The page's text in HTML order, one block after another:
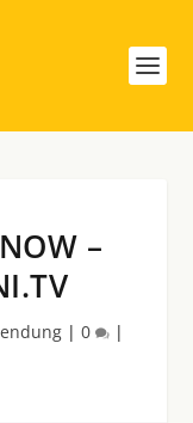
–
| 0 |